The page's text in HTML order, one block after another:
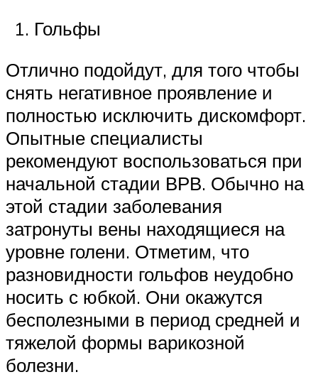
Гольфы
Отлично подойдут, для того чтобы
снять негативное проявление и
полностью исключить дискомфорт.
Опытные специалисты
рекомендуют воспользоваться при
начальной стадии ВРВ. Обычно на
этой стадии заболевания
затронуты вены находящиеся на
уровне голени. Отметим, что
разновидности гольфов неудобно
носить с юбкой. Они окажутся
бесполезными в период средней и
тяжелой формы варикозной
болезни.